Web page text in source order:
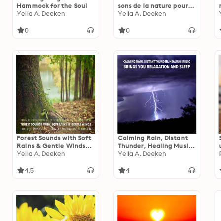
Hammock for the Soul
Yella A. Deeken
0
sons de la nature pour
un sommeil profond, la
relaxation: Sons
Yella A. Deeken
0
Forest Sounds with Soft
Rains & Gentle Winds
for Deep Sleep,
Relax, De-stress Or Fall
Yella A. Deeken
4.5
Calming Rain, Distant
Thunder, Healing Music:
Brings you relaxation
stress Or Fall Asleep To
Yella A. Deeken
4